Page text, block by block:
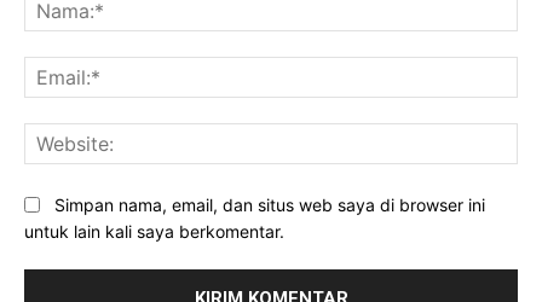
Simpan nama, email, dan situs web saya di browser ini
untuk lain kali saya berkomentar.